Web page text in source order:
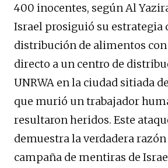
400 inocentes, según Al
Israel prosiguió su estrategia
distribución de alimentos
directo a un centro de
UNRWA en la ciudad sitiada
que murió un trabajador
resultaron heridos. Este
demuestra la verdadera
campaña de mentiras de